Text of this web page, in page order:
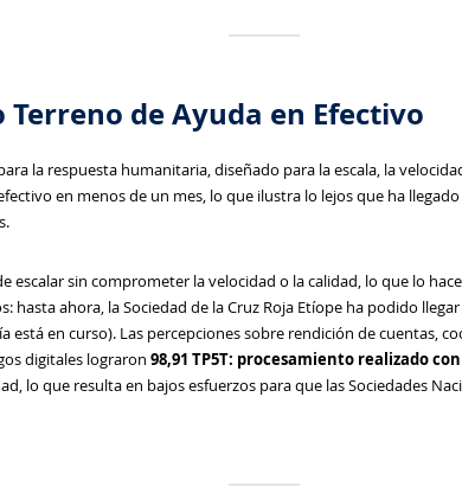
Terreno de Ayuda en Efectivo
la respuesta humanitaria, diseñado para la escala, la
en menos de un mes, lo que ilustra lo lejos que ha
escalar sin comprometer la velocidad o la calidad, lo que lo
hasta ahora, la Sociedad de la Cruz Roja Etíope ha podido
está en curso). Las percepciones sobre rendición de cuentas,
digitales lograron 98,91 TP5T: procesamiento realizado
lo que resulta en bajos esfuerzos para que las Sociedades